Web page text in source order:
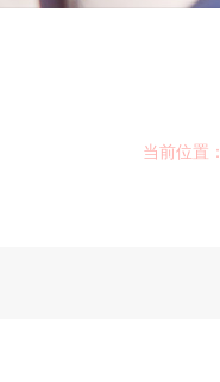
当前位置：